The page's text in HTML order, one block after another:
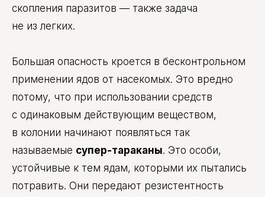
скопления паразитов — также задача
не из легких.
Большая опасность кроется в бесконтрольном
применении ядов от насекомых. Это вредно
потому, что при использовании средств
с одинаковым действующим веществом,
в колонии начинают появляться так
называемые супер-тараканы. Это особи,
устойчивые к тем ядам, которыми их пытались
потравить. Они передают резистентность